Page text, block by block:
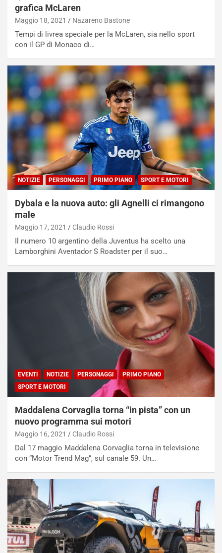
grafica McLaren
Maggio 18, 2021 Nazareno Bastone
Tempi di livrea speciale per la McLaren, sia nello sport
con il GP di Monaco di…
NOTIZIE PERSONAGGI PRIMO PIANO SPORT E MOTORI
Dybala e la nuova auto: gli Agnelli ci rimangono
male
Maggio 17, 2021 Claudio Rossi
Il numero 10 argentino della Juventus ha scelto una
Lamborghini Aventador S Roadster per il suo…
EVENTI NOTIZIE PERSONAGGI
PRIMO PIANO
SPORT E MOTORI
Maddalena Corvaglia torna “in pista” con un
nuovo programma sui motori
Maggio 16, 2021 Claudio Rossi
Dal 17 maggio Maddalena Corvaglia torna in televisione
con “Motor Trend Mag”, sul canale 59. Un…